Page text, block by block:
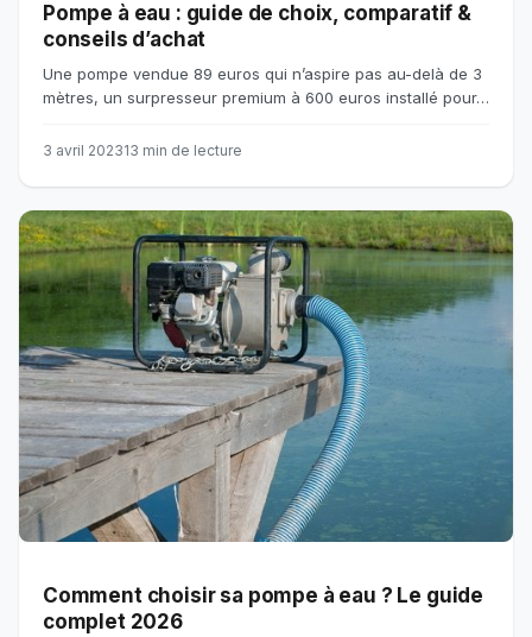
Pompe à eau : guide de choix, comparatif &
conseils d’achat
Une pompe vendue 89 euros qui n’aspire pas au-delà de 3
mètres, un surpresseur premium à 600 euros installé pour…
3 avril 202313 min de lecture
Comment choisir sa pompe à eau ? Le guide
complet 2026